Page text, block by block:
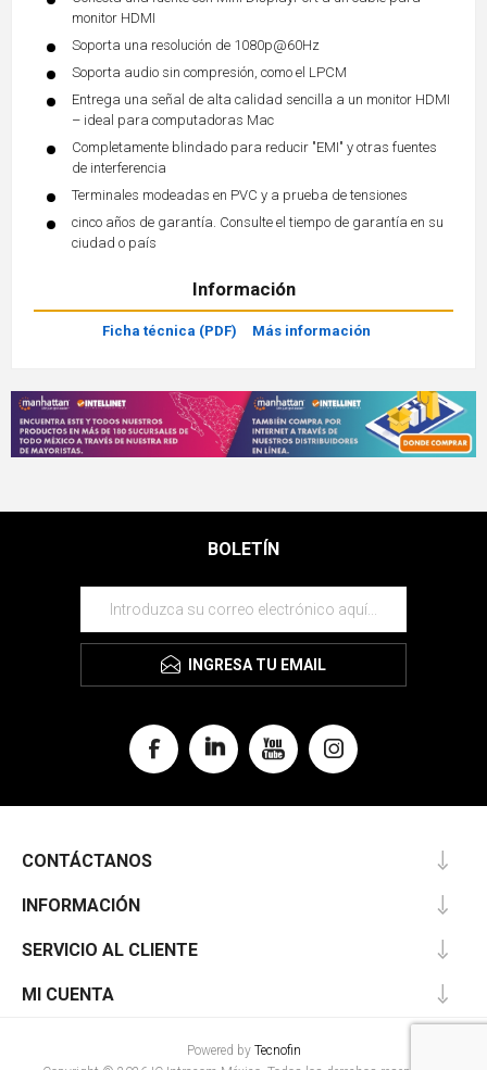
monitor HDMI
Soporta una resolución de 1080p@60Hz
Soporta audio sin compresión, como el LPCM
Entrega una señal de alta calidad sencilla a un monitor HDMI
– ideal para computadoras Mac
Completamente blindado para reducir "EMI" y otras fuentes
de interferencia
Terminales modeadas en PVC y a prueba de tensiones
cinco años de garantía. Consulte el tiempo de garantía en su
ciudad o país
Información
Ficha técnica (PDF) Más información
BOLETÍN
INGRESA TU EMAIL
CONTÁCTANOS
INFORMACIÓN
SERVICIO AL CLIENTE
MI CUENTA
Powered by Tecnofin